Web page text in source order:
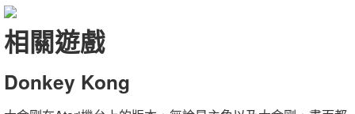
相關遊戲
Donkey Kong